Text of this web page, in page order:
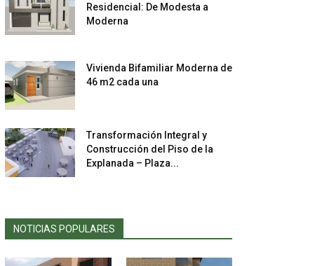
Residencial: De Modesta a
Moderna
Vivienda Bifamiliar Moderna de
46 m2 cada una
Transformación Integral y
Construcción del Piso de la
Explanada – Plaza...
NOTICIAS POPULARES